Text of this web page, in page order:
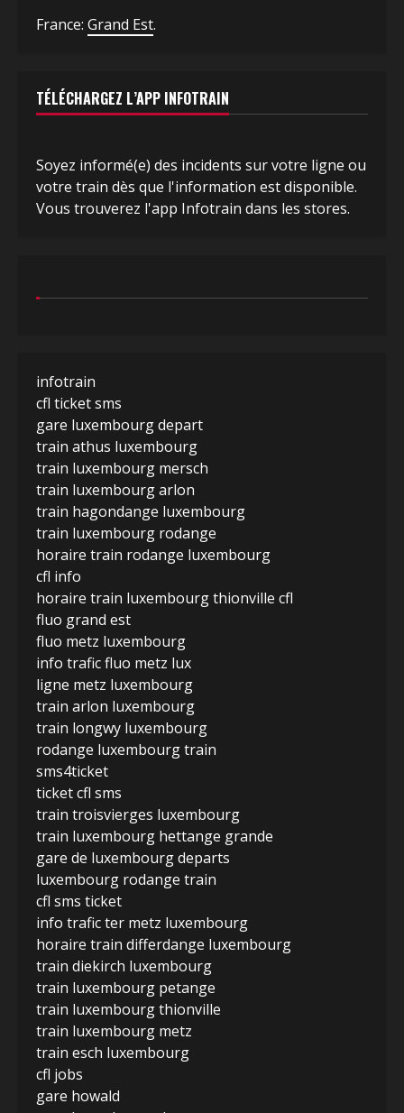
France: Grand Est.
TÉLÉCHARGEZ L’APP INFOTRAIN
Soyez informé(e) des incidents sur votre ligne ou
votre train dès que l'information est disponible.
Vous trouverez l'app Infotrain dans les stores.
infotrain
cfl ticket sms
gare luxembourg depart
train athus luxembourg
train luxembourg mersch
train luxembourg arlon
train hagondange luxembourg
train luxembourg rodange
horaire train rodange luxembourg
cfl info
horaire train luxembourg thionville cfl
fluo grand est
fluo metz luxembourg
info trafic fluo metz lux
ligne metz luxembourg
train arlon luxembourg
train longwy luxembourg
rodange luxembourg train
sms4ticket
ticket cfl sms
train troisvierges luxembourg
train luxembourg hettange grande
gare de luxembourg departs
luxembourg rodange train
cfl sms ticket
info trafic ter metz luxembourg
horaire train differdange luxembourg
train diekirch luxembourg
train luxembourg petange
train luxembourg thionville
train luxembourg metz
train esch luxembourg
cfl jobs
gare howald